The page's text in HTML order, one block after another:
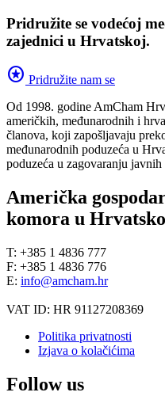
Pridružite se vodećoj
zajednici u Hrvatskoj.
stars Pridružite nam se
Od 1998. godine AmCham
američkih, međunarodnih i
članova, koji zapošljavaju
međunarodnih poduzeća u
poduzeća u zagovaranju
Američka
komora u
T: +385 1 4836 777
F: +385 1 4836 776
E: info@amcham.hr
VAT ID: HR 91127208369
Politika privatnosti
Izjava o kolačićima
Follow us